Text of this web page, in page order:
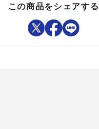
中国
●リチウムイオン充電池3747(LE-
この商品をシェアする